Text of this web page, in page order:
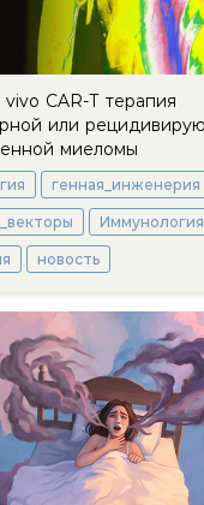
CAR-Т терапия
или
миеломы
генная_инженерия
Иммунология
новость